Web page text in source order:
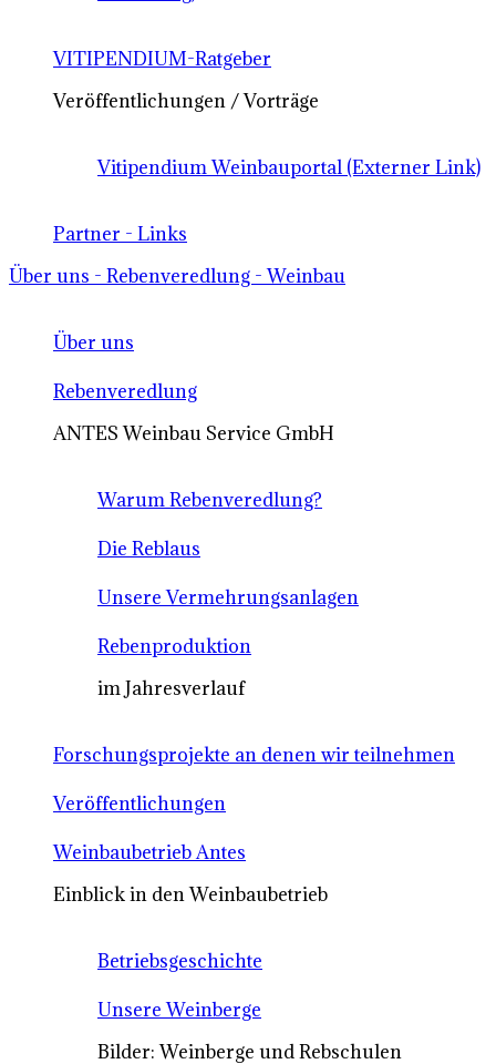
VITIPENDIUM-Ratgeber
Veröffentlichungen / Vorträge
Vitipendium Weinbauportal (Externer Link)
Partner - Links
Über uns - Rebenveredlung - Weinbau
Über uns
Rebenveredlung
ANTES Weinbau Service GmbH
Warum Rebenveredlung?
Die Reblaus
Unsere Vermehrungsanlagen
Rebenproduktion
im Jahresverlauf
Forschungsprojekte an denen wir teilnehmen
Veröffentlichungen
Weinbaubetrieb Antes
Einblick in den Weinbaubetrieb
Betriebsgeschichte
Unsere Weinberge
Bilder: Weinberge und Rebschulen